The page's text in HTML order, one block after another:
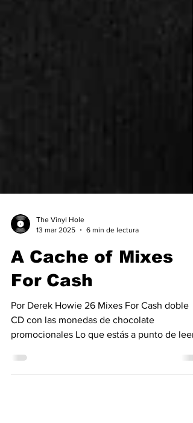
The Vinyl Hole
13 mar 2025
A Cache of Mixes
For Cash
Por Derek Howie 26 Mixes For Cash doble
CD con las monedas de chocolate